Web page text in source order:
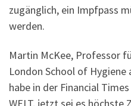
zugänglich, ein Impfpass
werden.
Martin McKee, Professor
London School of
habe in der Financial